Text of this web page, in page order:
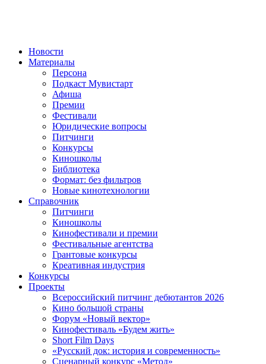
Новости
Материалы
Персона
Подкаст Мувистарт
Афиша
Премии
Фестивали
Юридические вопросы
Питчинги
Конкурсы
Киношколы
Библиотека
Формат: без фильтров
Новые кинотехнологии
Справочник
Питчинги
Киношколы
Кинофестивали и премии
Фестивальные агентства
Грантовые конкурсы
Креативная индустрия
Конкурсы
Проекты
Всероссийский питчинг дебютантов 2026
Кино большой страны
Форум «Новый вектор»
Кинофестиваль «Будем жить»
Short Film Days
«Русский док: история и современность»
Сценарный конкурс «Метод»